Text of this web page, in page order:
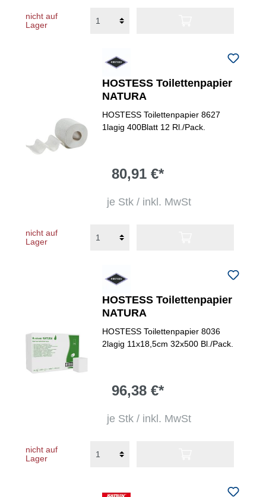
nicht auf
Lager
HOSTESS Toilettenpapier
NATURA
HOSTESS Toilettenpapier 8627
1lagig 400Blatt 12 Rl./Pack.
80,91 €*
je Stk / inkl. MwSt
nicht auf
Lager
HOSTESS Toilettenpapier
NATURA
HOSTESS Toilettenpapier 8036
2lagig 11x18,5cm 32x500 Bl./Pack.
96,38 €*
je Stk / inkl. MwSt
nicht auf
Lager